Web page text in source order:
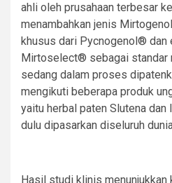
ahli oleh prusahaan terbesar
menambahkan jenis
khusus dari Pycnogenol®
Mirtoselect® sebagai standar
sedang dalam proses
mengikuti beberapa produk
yaitu herbal paten Slutena
dulu dipasarkan diseluruh
Hasil studi klinis menunjukkan